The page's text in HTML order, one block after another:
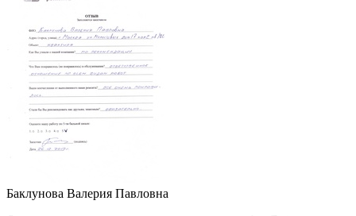
Баклунова Валерия Павловна